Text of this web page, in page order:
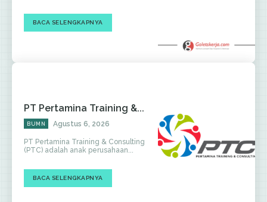
BACA SELENGKAPNYA
PT Pertamina Training &...
BUMN Agustus 6, 2026
PT Pertamina Training & Consulting
(PTC) adalah anak perusahaan...
BACA SELENGKAPNYA